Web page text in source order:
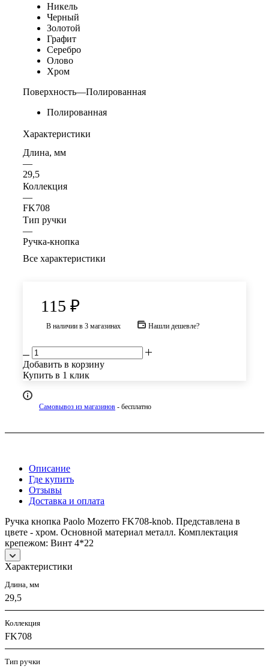
Никель
Черный
Золотой
Графит
Серебро
Олово
Хром
Поверхность—Полированная
Полированная
Характеристики
Длина, мм
—
29,5
Коллекция
—
FK708
Тип ручки
—
Ручка-кнопка
Все характеристики
115 ₽
В наличии в 3 магазинах Нашли дешевле?
Добавить в корзину
Купить в 1 клик
Самовывоз из магазинов - бесплатно
Описание
Где купить
Отзывы
Доставка и оплата
Ручка кнопка Paolo Mozerro FK708-knob. Представлена в
цвете - хром. Основной материал металл. Комплектация
крепежом: Винт 4*22
Характеристики
Длина, мм
29,5
Коллекция
FK708
Тип ручки